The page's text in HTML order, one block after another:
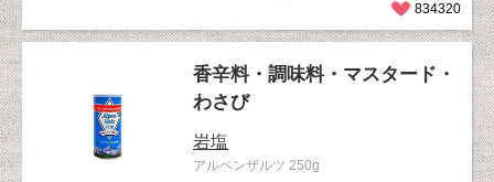
834320
香辛料・調味料・マスタード・
わさび
岩塩
アルペンザルツ 250g